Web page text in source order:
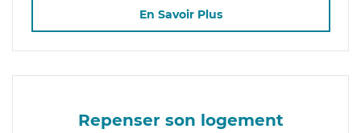
En Savoir Plus
Repenser son logement